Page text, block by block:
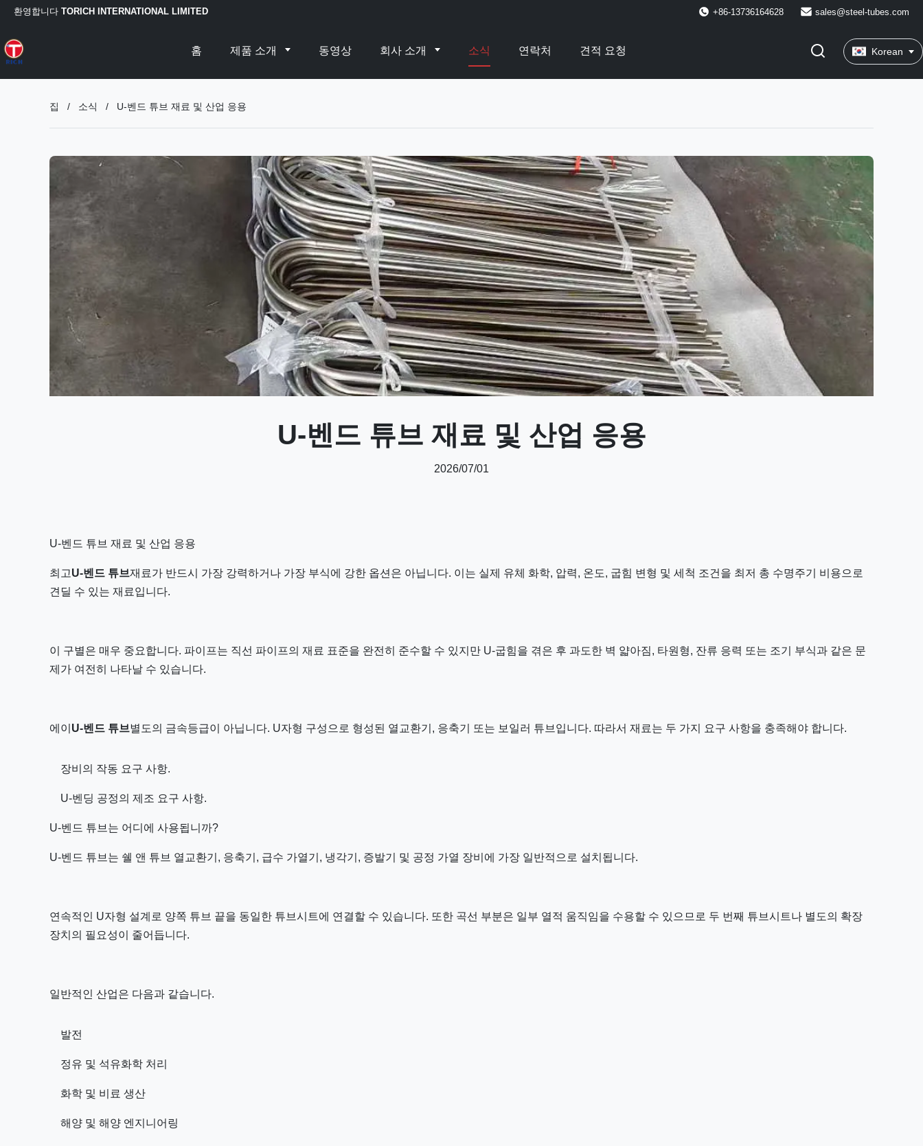
환영합니다 TORICH INTERNATIONAL LIMITED +86-13736164628 sales@steel-tubes.com
홈 제품 소개 동영상 회사 소개 소식 연락처 견적 요청 Korean
집 / 소식 / U-벤드 튜브 재료 및 산업 응용
U-벤드 튜브 재료 및 산업 응용
2026/07/01
U-벤드 튜브 재료 및 산업 응용
최고U-벤드 튜브재료가 반드시 가장 강력하거나 가장 부식에 강한 옵션은 아닙니다. 이는 실제 유체 화학, 압력, 온도, 굽힘 변형 및 세척 조건을 최저 총 수명주기 비용으로
견딜 수 있는 재료입니다.
이 구별은 매우 중요합니다. 파이프는 직선 파이프의 재료 표준을 완전히 준수할 수 있지만 U-굽힘을 겪은 후 과도한 벽 얇아짐, 타원형, 잔류 응력 또는 조기 부식과 같은 문
제가 여전히 나타날 수 있습니다.
에이 U-벤드 튜브별도의 금속등급이 아닙니다. U자형 구성으로 형성된 열교환기, 응축기 또는 보일러 튜브입니다. 따라서 재료는 두 가지 요구 사항을 충족해야 합니다.
장비의 작동 요구 사항.
U-벤딩 공정의 제조 요구 사항.
U-벤드 튜브는 어디에 사용됩니까?
U-벤드 튜브는 쉘 앤 튜브 열교환기, 응축기, 급수 가열기, 냉각기, 증발기 및 공정 가열 장비에 가장 일반적으로 설치됩니다.
연속적인 U자형 설계로 양쪽 튜브 끝을 동일한 튜브시트에 연결할 수 있습니다. 또한 곡선 부분은 일부 열적 움직임을 수용할 수 있으므로 두 번째 튜브시트나 별도의 확장
장치의 필요성이 줄어듭니다.
일반적인 산업은 다음과 같습니다.
발전
정유 및 석유화학 처리
화학 및 비료 생산
해양 및 해양 엔지니어링